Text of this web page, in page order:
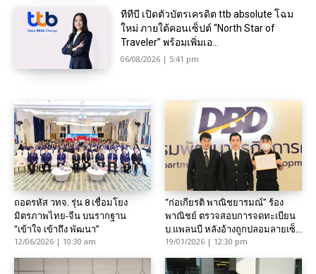
ทีทีบี เปิดตัวบัตรเครดิต ttb absolute โฉม
ใหม่ ภายใต้คอนเซ็ปต์ “North Star of
Traveler” พร้อมเพิ่มเอ...
06/08/2026 | 5:41 pm
ถอดรหัส วทจ. รุ่น 8 เชื่อมโยง
มิตรภาพไทย-จีน บนรากฐาน
“เข้าใจ เข้าถึง พัฒนา”
12/06/2026 | 10:30 am
“ก่อเกียรติ พาณิชยารมณ์” ร้อง
พาณิชย์ ตรวจสอบการจดทะเบียน
บ.แพลนบี หลังอ้างถูกปลอมลายเซ็...
19/01/2026 | 12:30 pm